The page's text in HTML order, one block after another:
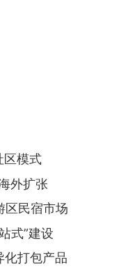
区模式
外扩张
区民宿市场
式”建设
化打包产品